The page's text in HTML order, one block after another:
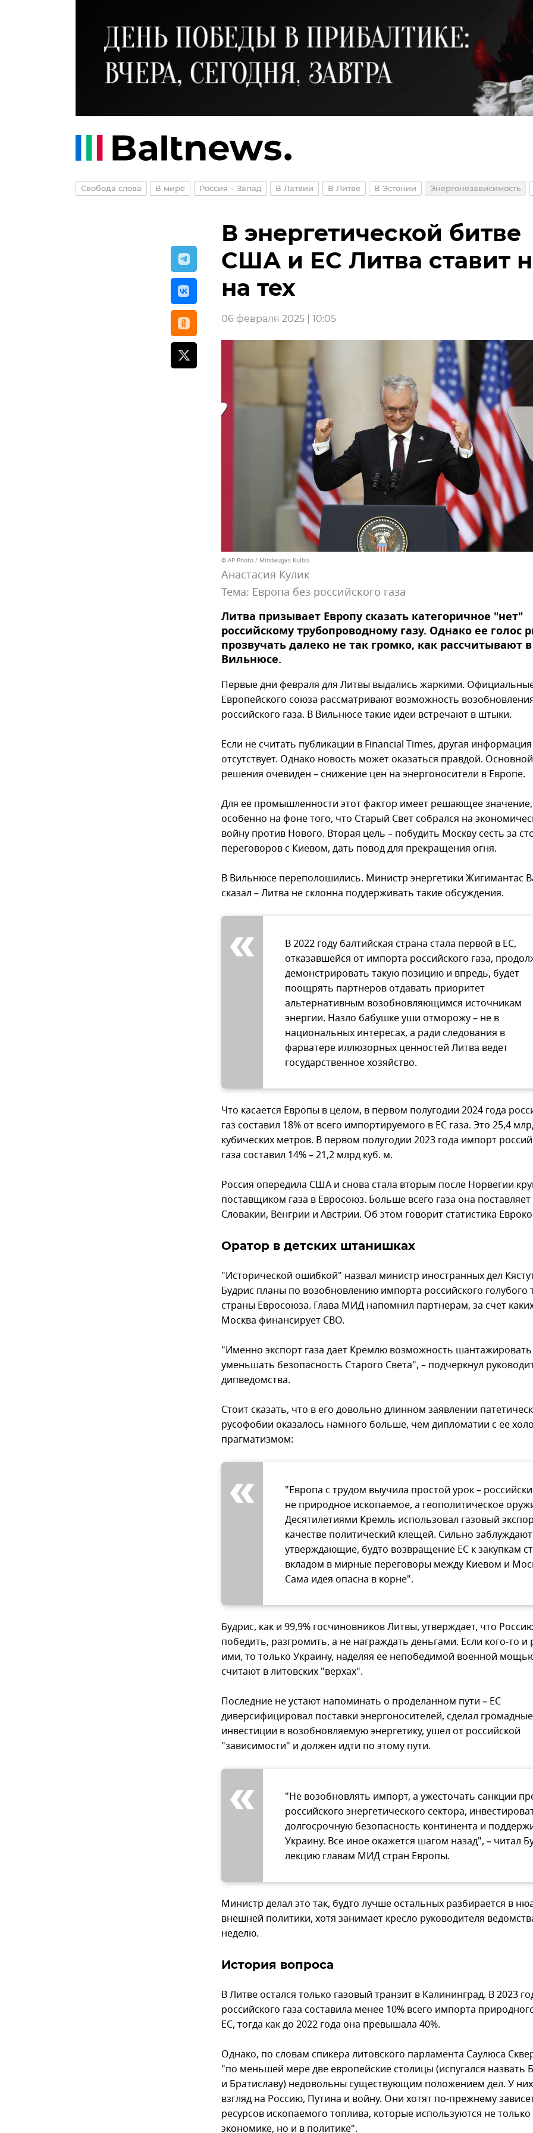
Свобода слова В мире Россия – Запад В Латвии В Литве В Эстонии Энергонезависимость
В энергетической битве
США и ЕС Литва ставит
на тех
06 февраля 2025 | 10:05
© AP Photo / Mindaugas Kulbis
Анастасия Кулик
Тема: Европа без российского газа
Литва призывает Европу сказать категоричное "нет"
российскому трубопроводному газу. Однако ее голос
прозвучать далеко не так громко, как рассчитывают в
Вильнюсе.
Первые дни февраля для Литвы выдались жаркими.
Европейского союза рассматривают возможность
российского газа. В Вильнюсе такие идеи встречают в штыки.
Если не считать публикации в Financial Times, другая информация
отсутствует. Однако новость может оказаться правдой.
решения очевиден – снижение цен на энергоносители в Европе.
Для ее промышленности этот фактор имеет решающее значение,
особенно на фоне того, что Старый Свет собрался на
войну против Нового. Вторая цель – побудить Москву сесть за
переговоров с Киевом, дать повод для прекращения огня.
В Вильнюсе переполошились. Министр энергетики Жигимантас
сказал – Литва не склонна поддерживать такие обсуждения.
В 2022 году балтийская страна стала первой в ЕС,
отказавшейся от импорта российского газа,
демонстрировать такую позицию и впредь, будет
поощрять партнеров отдавать приоритет
альтернативным возобновляющимся источникам
энергии. Назло бабушке уши отморожу – не в
национальных интересах, а ради следования в
фарватере иллюзорных ценностей Литва ведет
государственное хозяйство.
Что касается Европы в целом, в первом полугодии 2024 года
газ составил 18% от всего импортируемого в ЕС газа. Это 25,4
кубических метров. В первом полугодии 2023 года импорт
газа составил 14% – 21,2 млрд куб. м.
Россия опередила США и снова стала вторым после Норвегии
поставщиком газа в Евросоюз. Больше всего газа она поставляет
Словакии, Венгрии и Австрии. Об этом говорит статистика
Оратор в детских штанишках
"Исторической ошибкой" назвал министр иностранных дел
Будрис планы по возобновлению импорта российского голубого
страны Евросоюза. Глава МИД напомнил партнерам, за счет
Москва финансирует СВО.
"Именно экспорт газа дает Кремлю возможность
уменьшать безопасность Старого Света", – подчеркнул
дипведомства.
Стоит сказать, что в его довольно длинном заявлении
русофобии оказалось намного больше, чем дипломатии с ее
прагматизмом:
"Европа с трудом выучила простой урок –
не природное ископаемое, а геополитическое
Десятилетиями Кремль использовал газовый
качестве политический клещей. Сильно
утверждающие, будто возвращение ЕС к закупкам
вкладом в мирные переговоры между Киевом и
Сама идея опасна в корне".
Будрис, как и 99,9% госчиновников Литвы, утверждает, что
победить, разгромить, а не награждать деньгами. Если кого-то и
ими, то только Украину, наделяя ее непобедимой военной
считают в литовских "верхах".
Последние не устают напоминать о проделанном пути – ЕС
диверсифицировал поставки энергоносителей, сделал громадные
инвестиции в возобновляемую энергетику, ушел от российской
"зависимости" и должен идти по этому пути.
"Не возобновлять импорт, а ужесточать санкции
российского энергетического сектора,
долгосрочную безопасность континента и
Украину. Все иное окажется шагом назад", – читал
лекцию главам МИД стран Европы.
Министр делал это так, будто лучше остальных разбирается в
внешней политики, хотя занимает кресло руководителя
неделю.
История вопроса
В Литве остался только газовый транзит в Калининград. В 2023
российского газа составила менее 10% всего импорта
ЕС, тогда как до 2022 года она превышала 40%.
Однако, по словам спикера литовского парламента Саулюса
"по меньшей мере две европейские столицы (испугался назвать
и Братиславу) недовольны существующим положением дел. У
взгляд на Россию, Путина и войну. Они хотят по-прежнему
ресурсов ископаемого топлива, которые используются не только
экономике, но и в политике".